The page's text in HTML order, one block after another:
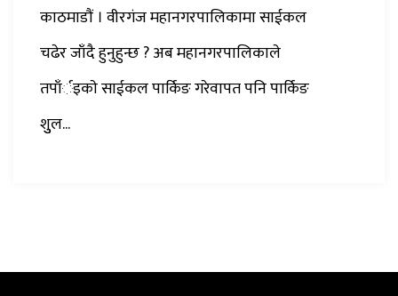
काठमाडाैं । वीरगंज महानगरपालिकामा साईकल
चढेर जाँदै हुनुहुन्छ ? अब महानगरपालिकाले
तपाँर्इकाे साईकल पार्किङ गरेवापत पनि पार्किङ
शुुल...